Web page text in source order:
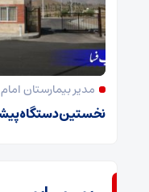
مدیر بیمارستان
نخستین دستگاه